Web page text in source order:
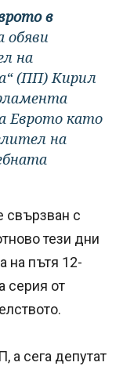
в
обяви
на
(ПП) Кирил
Еврото като
на
свързван с
тези дни
на пътя 12-
серия от
а сега депутат